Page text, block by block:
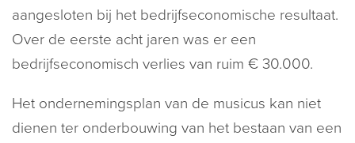
aangesloten bij het bedrijfseconomische resultaat.
Over de eerste acht jaren was er een
bedrijfseconomisch verlies van ruim € 30.000.
Het ondernemingsplan van de musicus kan niet
dienen ter onderbouwing van het bestaan van een